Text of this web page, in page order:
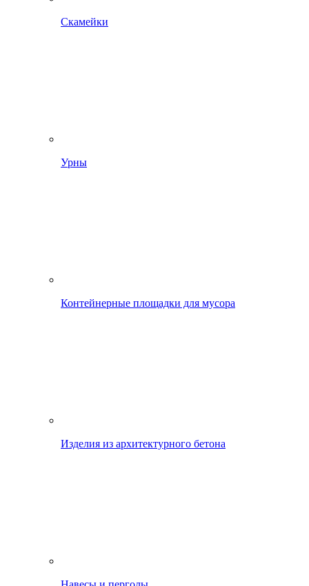
Скамейки
Урны
Контейнерные площадки для мусора
Изделия из архитектурного бетона